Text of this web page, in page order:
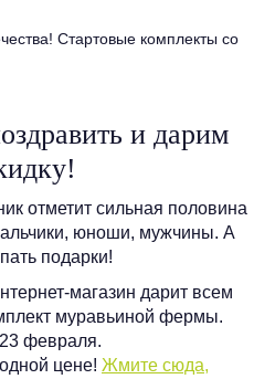
и дарим
отметит сильная половина
юноши, мужчины. А
подарки!
магазин дарит всем
муравьиной фермы.
февраля.
цене! Жмите сюда,